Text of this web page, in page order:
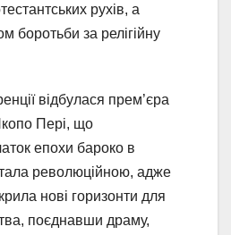
рухів, а
боротьби за релігійну
відбулася прем’єра
Пері, що
епохи бароко в
революційною, адже
нові горизонти для
поєднавши драму,